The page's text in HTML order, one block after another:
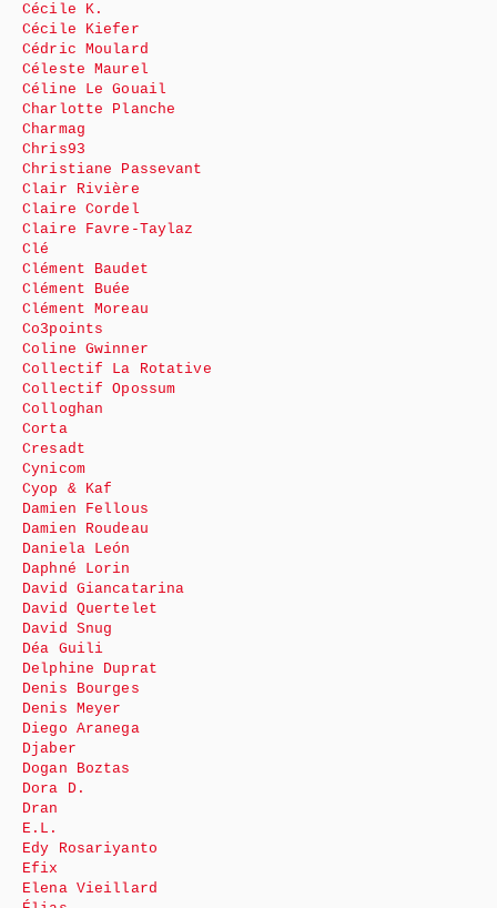
Cécile K.
Cécile Kiefer
Cédric Moulard
Céleste Maurel
Céline Le Gouail
Charlotte Planche
Charmag
Chris93
Christiane Passevant
Clair Rivière
Claire Cordel
Claire Favre-Taylaz
Clé
Clément Baudet
Clément Buée
Clément Moreau
Co3points
Coline Gwinner
Collectif La Rotative
Collectif Opossum
Colloghan
Corta
Cresadt
Cynicom
Cyop & Kaf
Damien Fellous
Damien Roudeau
Daniela León
Daphné Lorin
David Giancatarina
David Quertelet
David Snug
Déa Guili
Delphine Duprat
Denis Bourges
Denis Meyer
Diego Aranega
Djaber
Dogan Boztas
Dora D.
Dran
E.L.
Edy Rosariyanto
Efix
Elena Vieillard